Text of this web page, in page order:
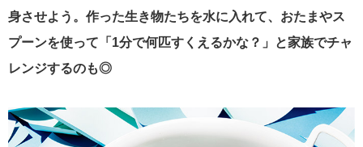
身させよう。作った生き物たちを水に入れて、おたまやス
プーンを使って「1分で何匹すくえるかな？」と家族でチャ
レンジするのも◎